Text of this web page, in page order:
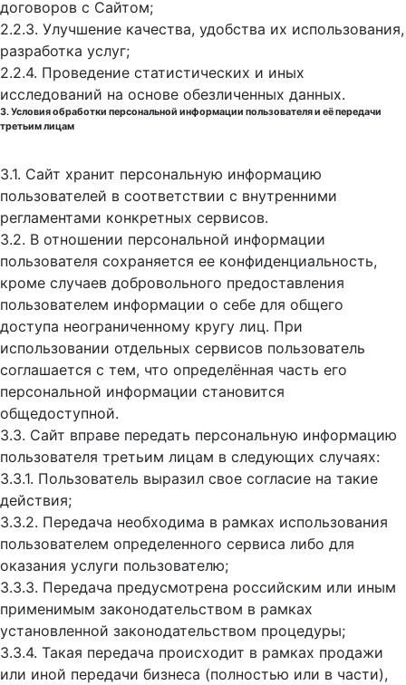
договоров с Сайтом;
2.2.3. Улучшение качества, удобства их использования,
разработка услуг;
2.2.4. Проведение статистических и иных
исследований на основе обезличенных данных.
3. Условия обработки персональной информации пользователя и её передачи
третьим лицам
3.1. Сайт хранит персональную информацию
пользователей в соответствии с внутренними
регламентами конкретных сервисов.
3.2. В отношении персональной информации
пользователя сохраняется ее конфиденциальность,
кроме случаев добровольного предоставления
пользователем информации о себе для общего
доступа неограниченному кругу лиц. При
использовании отдельных сервисов пользователь
соглашается с тем, что определённая часть его
персональной информации становится
общедоступной.
3.3. Сайт вправе передать персональную информацию
пользователя третьим лицам в следующих случаях:
3.3.1. Пользователь выразил свое согласие на такие
действия;
3.3.2. Передача необходима в рамках использования
пользователем определенного сервиса либо для
оказания услуги пользователю;
3.3.3. Передача предусмотрена российским или иным
применимым законодательством в рамках
установленной законодательством процедуры;
3.3.4. Такая передача происходит в рамках продажи
или иной передачи бизнеса (полностью или в части),